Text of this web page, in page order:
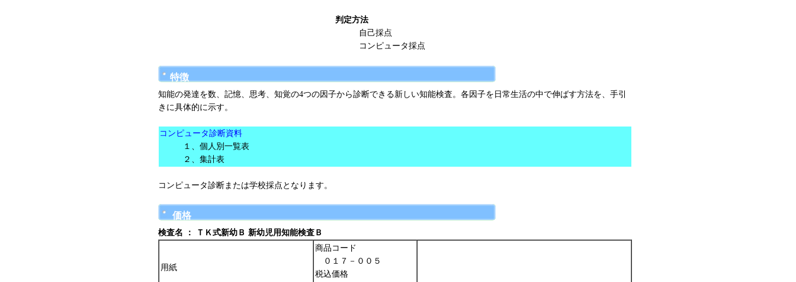
判定方法
自己採点
コンピュータ採点
特徴
知能の発達を数、記憶、思考、知覚の4つの因子から診断できる新しい知能検査。各因子を日常生活の中で伸ばす方法を、手引
きに具体的に示す。
コンピュータ診断資料
１、個人別一覧表
２、集計表
コンピュータ診断または学校採点となります。
価格
検査名 ： ＴＫ式新幼Ｂ 新幼児用知能検査Ｂ
用紙
商品コード
０１７－００５
税込価格